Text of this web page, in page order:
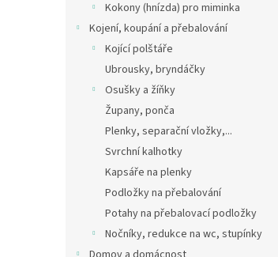
Kokony (hnízda) pro miminka
Kojení, koupání a přebalování
Kojící polštáře
Ubrousky, bryndáčky
Osušky a žíňky
Župany, ponča
Plenky, separační vložky,...
Svrchní kalhotky
Kapsáře na plenky
Podložky na přebalování
Potahy na přebalovací podložky
Nočníky, redukce na wc, stupínky